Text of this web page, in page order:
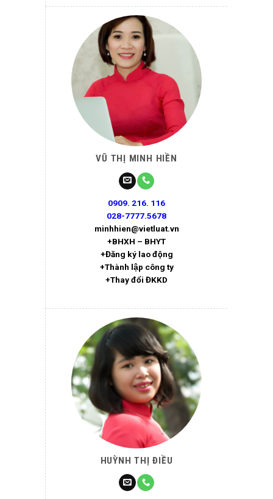
VŨ THỊ MINH HIỀN
0909. 216. 116
028-7777.5678
minhhien@vietluat.vn
+BHXH – BHYT
+Đăng ký lao động
+Thành lập công ty
+Thay đổi ĐKKD
HUỲNH THỊ ĐIỀU